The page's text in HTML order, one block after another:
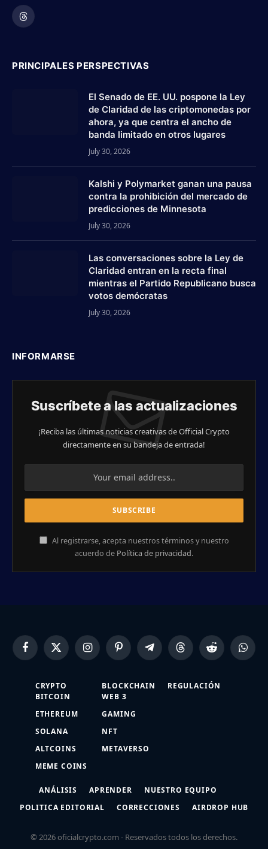
Threads
PRINCIPALES PERSPECTIVAS
El Senado de EE. UU. pospone la Ley
de Claridad de las criptomonedas por
ahora, ya que centra el ancho de
banda limitado en otros lugares
July 30, 2026
Kalshi y Polymarket ganan una pausa
contra la prohibición del mercado de
predicciones de Minnesota
July 30, 2026
Las conversaciones sobre la Ley de
Claridad entran en la recta final
mientras el Partido Republicano busca
votos demócratas
July 30, 2026
INFORMARSE
Suscríbete a las actualizaciones
¡Reciba las últimas noticias creativas de Official Crypto
directamente en su bandeja de entrada!
Al registrarse, acepta nuestros términos y nuestro
acuerdo de Política de privacidad.
FacebookX
(Twitter)
InstagramPinterestTelegramThreads Reddit
CRYPTO
BITCOIN
ETHEREUM
SOLANA
ALTCOINS
MEME COINS
BLOCKCHAIN
WEB 3
GAMING
NFT
METAVERSO
REGULACIÓN
ANÁLISIS APRENDER
NUESTRO EQUIPO
POLITICA EDITORIAL
CORRECCIONES AIRDROP HUB
© 2026 oficialcrypto.com - Reservados todos los derechos.